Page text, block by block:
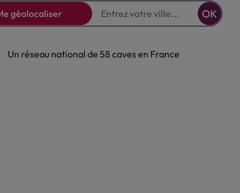
géolocaliser OK
Un réseau national de 58 caves en France